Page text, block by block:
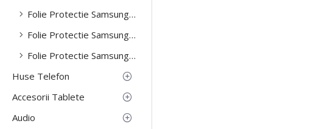
Folie Protectie Samsung Z Flip 4 -5g
Folie Protectie Samsung Z Flip 5 -5g
Folie Protectie Samsung Z Fold 4 -5g
Huse Telefon
Accesorii Tablete
Audio